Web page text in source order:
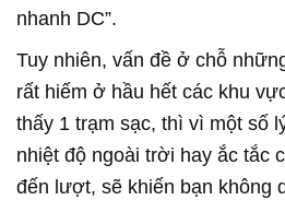
nhanh DC”.
Tuy nhiên, vấn đề ở chỗ
rất hiếm ở hầu hết các khu
thấy 1 trạm sạc, thì vì một số
nhiệt độ ngoài trời hay ắc tắc
đến lượt, sẽ khiến bạn không